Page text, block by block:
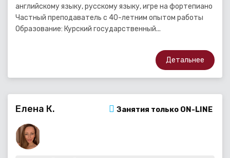
английскому языку, русскому языку, игре на фортепиано
Частный преподаватель с 40-летним опытом работы
Образование: Курский государственный...
Детальнее
Елена К. Занятия только ON-LINE